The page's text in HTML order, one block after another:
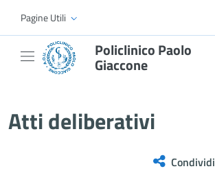
Skip to Main Content
Pagine Utili
Policlinico Paolo
Giaccone
Atti deliberativi
Condividi